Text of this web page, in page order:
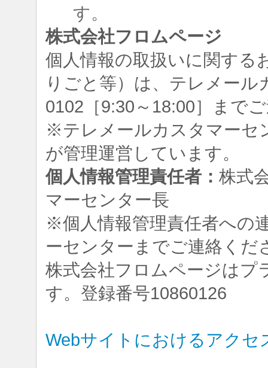
す。
株式会社フロムページ
個人情報の取扱いに関する
りごと等）は、テレメー
0102［9:30～18:00］まで
※テレメールカスタマーセ
が管理運営しています。
個人情報管理責任者： 株式
マーセンター長
※個人情報管理責任者への
ーセンターまでご連絡くだ
株式会社フロムページはプ
す。登録番号10860126
Webサイトにおけるアクセ